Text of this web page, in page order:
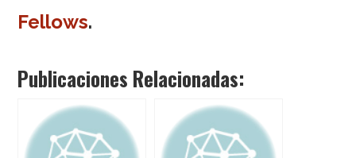
Fellows.
Publicaciones Relacionadas: